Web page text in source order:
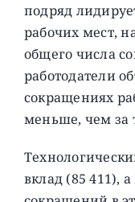
подряд
рабочих мест,
общего числа
работодатели
сокращениях
меньше, чем за
вклад (85 411),